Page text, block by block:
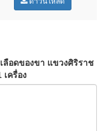
ลือดของขา แขวงศิริราช
เครื่อง